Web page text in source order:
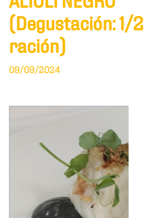
(Degustación: 1/2
ración)
09/09/2024